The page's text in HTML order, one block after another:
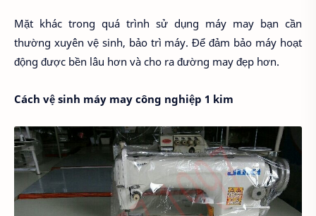
Mặt khác trong quá trình sử dụng máy may bạn cần
thường xuyên vệ sinh, bảo trì máy. Để đảm bảo máy hoạt
động được bền lâu hơn và cho ra đường may đẹp hơn.
Cách vệ sinh máy may công nghiệp 1 kim